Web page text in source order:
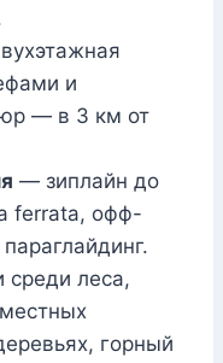
и
— в 3 км от
— зиплайн до
ferrata, офф-
леса,
горный